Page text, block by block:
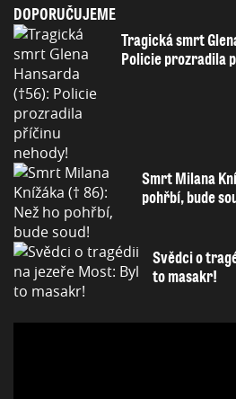
DOPORUČUJEME
Tragická smrt
Policie prozradila
Smrt Milana
pohřbí, bude
Svědci o
to masakr!